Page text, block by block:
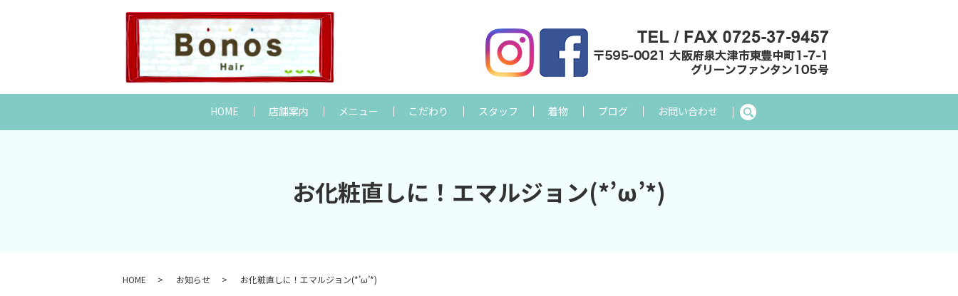
HOME 店舗案内 メニュー こだわり スタッフ 着物 ブログ お問い合わせ search
お化粧直しに！エマルジョン(*’ω’*)
HOME お知らせ お化粧直しに！エマルジョン(*’ω’*)